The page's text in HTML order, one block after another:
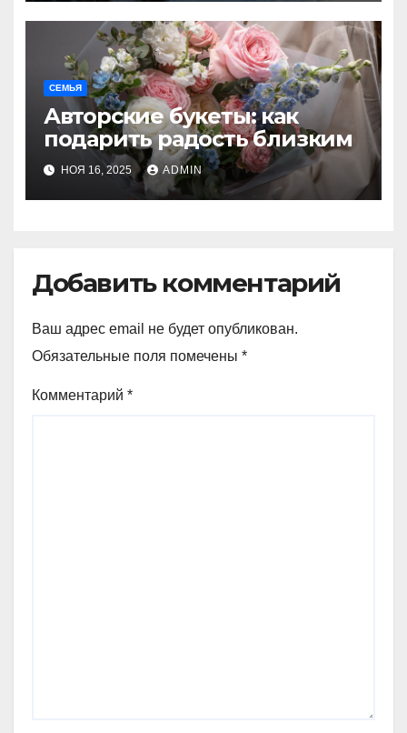
СЕМЬЯ
Авторские букеты: как
подарить радость близким
НОЯ 16, 2025 ADMIN
Добавить комментарий
Ваш адрес email не будет опубликован.
Обязательные поля помечены *
Комментарий *